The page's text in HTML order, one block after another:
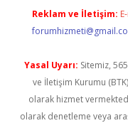
Reklam ve İletişim:
Yasal Uyarı: Sitemiz,
ve İletişim Kurumu
olarak hizmet
olarak denetleme veya